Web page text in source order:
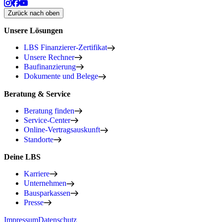
Zurück nach oben
Unsere Lösungen
LBS Finanzierer-Zertifikat
Unsere Rechner
Baufinanzierung
Dokumente und Belege
Beratung & Service
Beratung finden
Service-Center
Online-Vertragsauskunft
Standorte
Deine LBS
Karriere
Unternehmen
Bausparkassen
Presse
ImpressumDatenschutz